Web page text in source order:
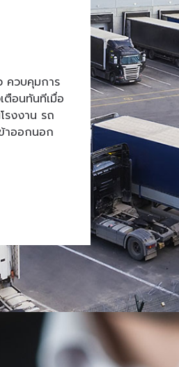
ควบคุมการ
ตือนทันทีเมื่อ
รงงาน รถ
าออกนอก